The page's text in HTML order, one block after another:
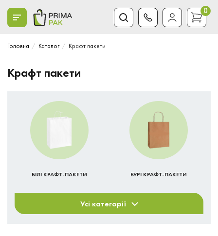
0
Головна Каталог Крафт пакети
Крафт пакети
БІЛІ КРАФТ-ПАКЕТИ БУРІ КРАФТ-ПАКЕТИ
Усі категорії